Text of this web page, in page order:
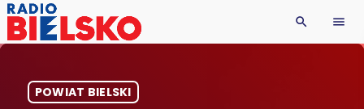
search menu
POWIAT BIELSKI